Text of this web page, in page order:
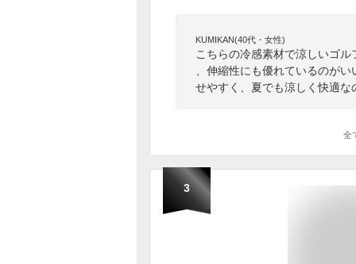
KUMIKAN(40代・女性)
こちらの冷感素材で涼しいゴ
、伸縮性にも優れているのが
せやすく、夏でも涼しく快適な
全
3